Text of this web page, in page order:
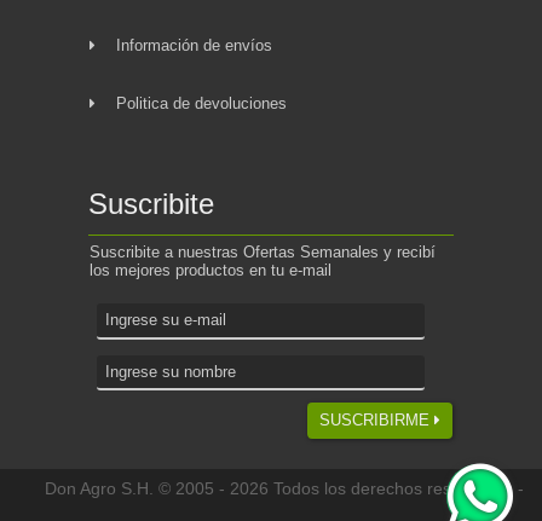
Información de envíos
Politica de devoluciones
Suscribite
Suscribite a nuestras Ofertas Semanales y recibí
los mejores productos en tu e-mail
SUSCRIBIRME
Don Agro S.H. © 2005 - 2026 Todos los derechos reservados -